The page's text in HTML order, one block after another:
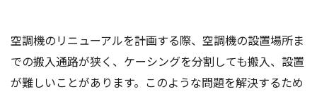
空調機のリニューアルを計画する際、空調機の設置場所ま
での搬入通路が狭く、ケーシングを分割しても搬入、設置
が難しいことがあります。このような問題を解決するため